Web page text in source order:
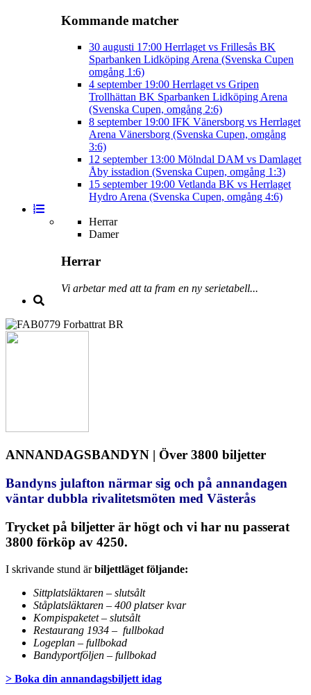
Kommande matcher
30 augusti 17:00 Herrlaget vs Frillesås BK
Sparbanken Lidköping Arena (Svenska Cupen
omgång 1:6)
4 september 19:00 Herrlaget vs Gripen
Trollhättan BK Sparbanken Lidköping Arena
(Svenska Cupen, omgång 2:6)
8 september 19:00 IFK Vänersborg vs Herrlaget
Arena Vänersborg (Svenska Cupen, omgång
3:6)
12 september 13:00 Mölndal DAM vs Damlaget
Åby isstadion (Svenska Cupen, omgång 1:3)
15 september 19:00 Vetlanda BK vs Herrlaget
Hydro Arena (Svenska Cupen, omgång 4:6)
Herrar
Damer
Herrar
Vi arbetar med att ta fram en ny serietabell...
ANNANDAGSBANDYN | Över 3800 biljetter
Bandyns julafton närmar sig och på annandagen
väntar dubbla rivalitetsmöten med Västerås
Trycket på biljetter är högt och vi har nu passerat
3800 förköp av 4250.
I skrivande stund ärbiljettläget följande:
Sittplatsläktaren – slutsålt
Ståplatsläktaren – 400 platser kvar
Kompispaketet – slutsålt
Restaurang 1934 – fullbokad
Logeplan – fullbokad
Bandyportföljen – fullbokad
> Boka din annandagsbiljett idag